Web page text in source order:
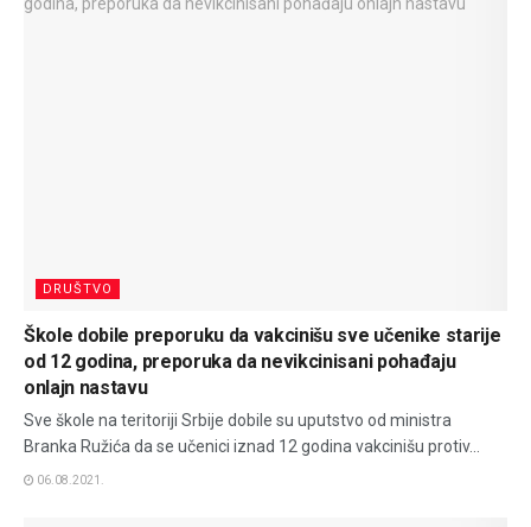
DRUŠTVO
Škole dobile preporuku da vakcinišu sve učenike starije
od 12 godina, preporuka da nevikcinisani pohađaju
onlajn nastavu
Sve škole na teritoriji Srbije dobile su uputstvo od ministra
Branka Ružića da se učenici iznad 12 godina vakcinišu protiv...
06.08.2021.